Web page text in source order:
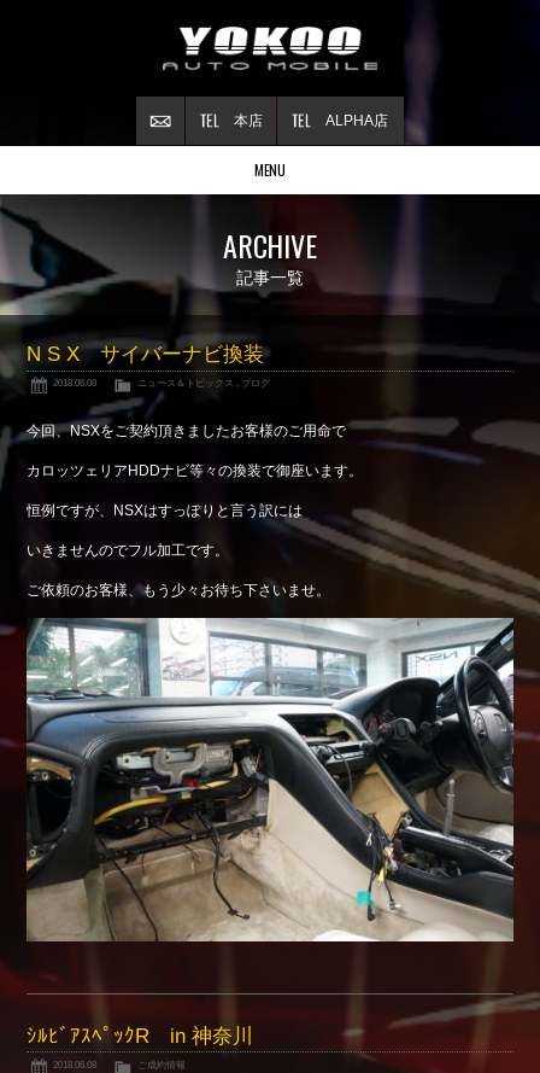
ALPHA店
本店
MENU
Stock list
在庫情報
Contract
ご成約情報
About NSX
NSXについて
Reflesh Plan
整備・修理・カスタム例
買取査定
Blog
Shop info.
店舗紹介
Company
会社概要
ARCHIVE
記事一覧
N S X サイバーナビ換装
2018.06.08 ニュース＆トピックス , ブログ
今回、NSXをご契約頂きましたお客様のご用命で
カロッツェリアHDDナビ等々の換装で御座います。
恒例ですが、NSXはすっぽりと言う訳には
いきませんのでフル加工です。
ご依頼のお客様、もう少々お待ち下さいませ。
ｼﾙﾋﾞｱｽﾍﾟｯｸR in 神奈川
2018.06.08 ご成約情報